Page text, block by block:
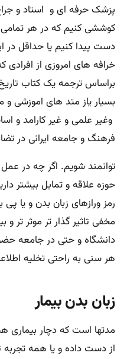
پزشک حرفه ای و استاد و
کوششی کنیم که در هر
دست پیدا کنیم یا حداقل در
خرافه های امروزی از
براساس ترجمه یک کتاب
بسیار یاز متد های اموزشی
وغیر علمی و غیر کارامد و
فرهنگ و جامعه ایرانی در
توانمند شویم. اگر چه در
حوزه علاقه‌ و تمایل بیشتر
رمز ورازهای زبان بدن و یا
مخفی تاثیر گذار تر موثر تر
دانشگاه و حتی در جامعه
هر سنی به راحتی تخلیه
زبان بدن بیمار
مدتها است که دچار بیماری
از دست داده و یا همه